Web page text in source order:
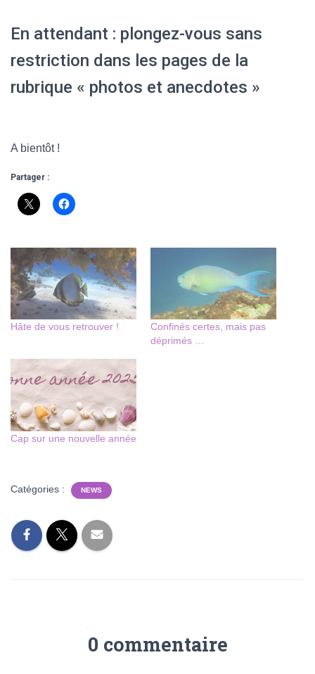
En attendant : plongez-vous sans
restriction dans les pages de la
rubrique « photos et anecdotes »
A bientôt !
Partager :
Hâte de vous retrouver !
Confinés certes, mais pas
déprimés …
Cap sur une nouvelle année
Catégories : NEWS
0 commentaire